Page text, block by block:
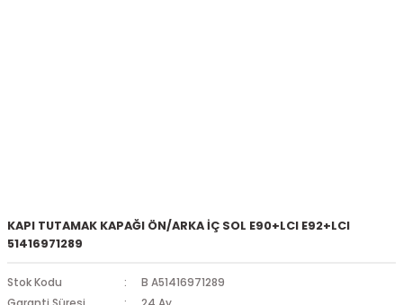
KAPI TUTAMAK KAPAĞI ÖN/ARKA İÇ SOL E90+LCI E92+LCI
51416971289
Stok Kodu
B A51416971289